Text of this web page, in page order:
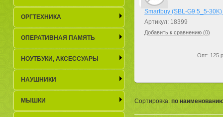
Smartbuy (SBL-G9 5_5-
Артикул: 18399
Добавить к сравнению (0)
Опт: 125
Сортировка: по
ОРГТЕХНИКА
ОПЕРАТИВНАЯ ПАМЯТЬ
НОУТБУКИ, АКСЕСCУАРЫ
НАУШНИКИ
МЫШКИ